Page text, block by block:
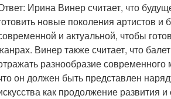
Ирина Винер считает, что
новые поколения артистов
и актуальной, чтобы
Винер также считает, что
разнообразие
он должен быть представлен
как продолжение развития